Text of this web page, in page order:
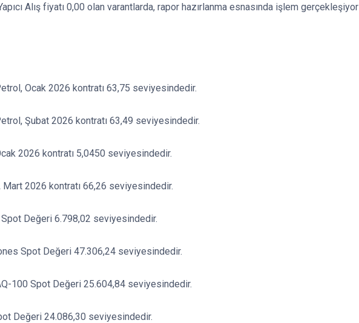
Alış fiyatı 0,00 olan varantlarda, rapor hazırlanma esnasında işlem gerçekleşiyor
Ocak 2026 kontratı 63,75 seviyesindedir.
Şubat 2026 kontratı 63,49 seviyesindedir.
2026 kontratı 5,0450 seviyesindedir.
Mart 2026 kontratı 66,26 seviyesindedir.
Değeri 6.798,02 seviyesindedir.
Spot Değeri 47.306,24 seviyesindedir.
100 Spot Değeri 25.604,84 seviyesindedir.
Değeri 24.086,30 seviyesindedir.